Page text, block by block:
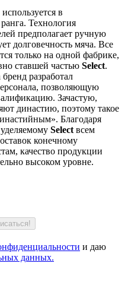
в
Технология
предполагает ручную
долговечность мяча. Все
только на одной фабрике,
ставшей частью Select.
разработал
позволяющую
Зачастую,
династию, поэтому такое
Благодаря
Select всем
конечному
качество продукции
высоком уровне.
и даю
данных.